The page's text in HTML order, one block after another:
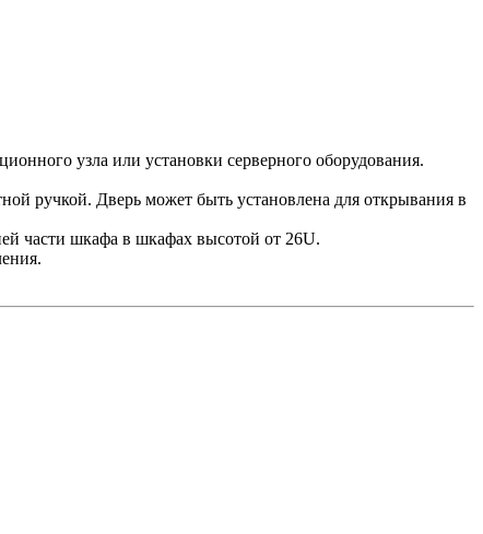
узла или установки серверного оборудования.
ручкой. Дверь может быть установлена для открывания в
части шкафа в шкафах высотой от 26U.